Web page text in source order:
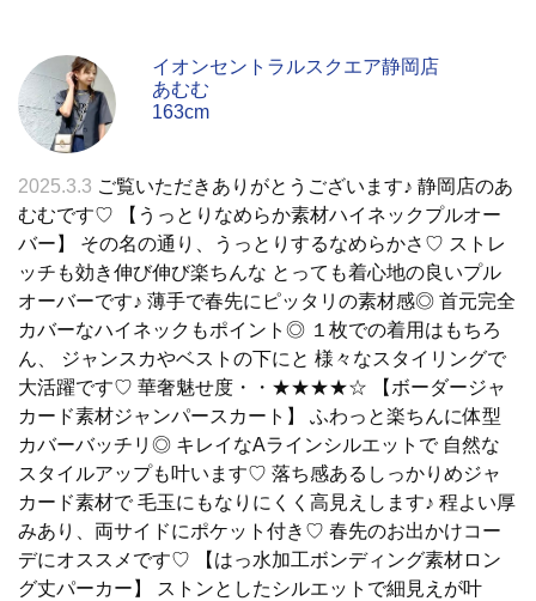
イオンセントラルスクエア静岡店
あむむ
163cm
2025.3.3 ご覧いただきありがとうございます♪ 静岡店のあ
むむです♡ 【うっとりなめらか素材ハイネックプルオー
バー】 その名の通り、うっとりするなめらかさ♡ ストレ
ッチも効き伸び伸び楽ちんな とっても着心地の良いプル
オーバーです♪ 薄手で春先にピッタリの素材感◎ 首元完全
カバーなハイネックもポイント◎ １枚での着用はもちろ
ん、 ジャンスカやベストの下にと 様々なスタイリングで
大活躍です♡ 華奢魅せ度・・★★★★☆ 【ボーダージャ
カード素材ジャンパースカート】 ふわっと楽ちんに体型
カバーバッチリ◎ キレイなAラインシルエットで 自然な
スタイルアップも叶います♡ 落ち感あるしっかりめジャ
カード素材で 毛玉にもなりにくく高見えします♪ 程よい厚
みあり、両サイドにポケット付き♡ 春先のお出かけコー
デにオススメです♡ 【はっ水加工ボンディング素材ロン
グ丈パーカー】 ストンとしたシルエットで細見えが叶